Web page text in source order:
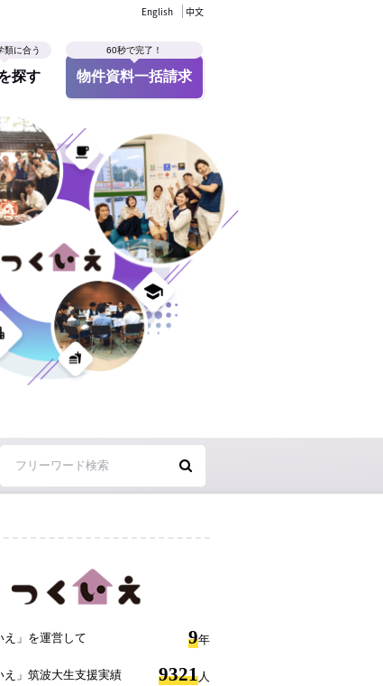
English 中文
類に合う
探す
60秒で完了！
物件資料一括請求
え」を運営して 9年
え」筑波大生支援実績 9321 人